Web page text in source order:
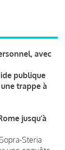
avec
publique
trappe à
jusqu’à
Steria